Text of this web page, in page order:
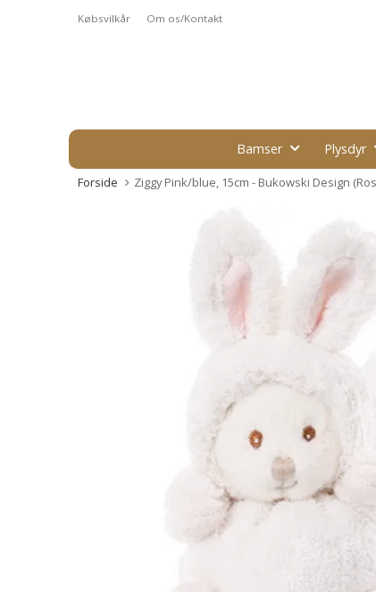
Købsvilkår Om os/Kontakt
Bamser Plysdyr
Forside Ziggy Pink/blue, 15cm - Bukowski Design